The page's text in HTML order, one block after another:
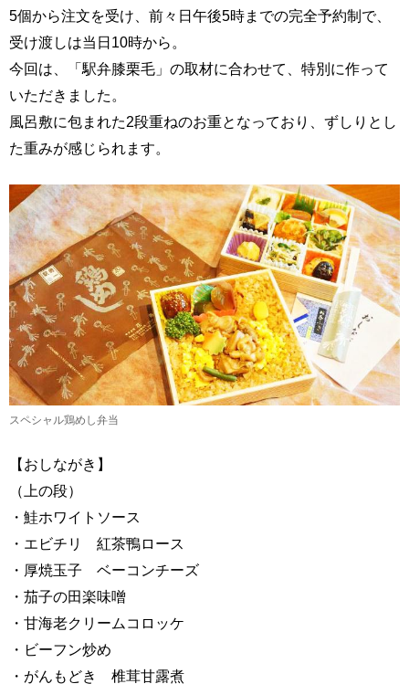
5個から注文を受け、前々日午後5時までの完全予約制で、
受け渡しは当日10時から。
今回は、「駅弁膝栗毛」の取材に合わせて、特別に作って
いただきました。
風呂敷に包まれた2段重ねのお重となっており、ずしりとし
た重みが感じられます。
スペシャル鶏めし弁当
【おしながき】
（上の段）
・鮭ホワイトソース
・エビチリ 紅茶鴨ロース
・厚焼玉子 ベーコンチーズ
・茄子の田楽味噌
・甘海老クリームコロッケ
・ビーフン炒め
・がんもどき 椎茸甘露煮